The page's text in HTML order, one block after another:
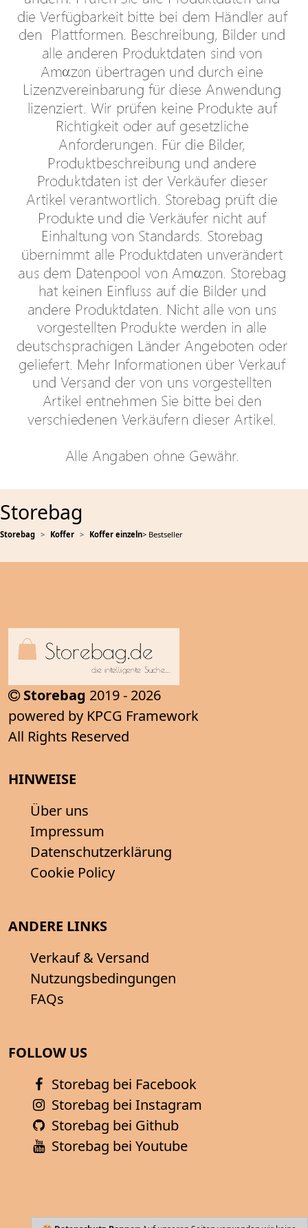
Storebag
Storebag Koffer Koffer einzeln> Bestseller
Storebag 2019 - 2026
powered by KPCG Framework
All Rights Reserved
HINWEISE
Über uns
Impressum
Datenschutzerklärung
Cookie Policy
ANDERE LINKS
Verkauf & Versand
Nutzungsbedingungen
FAQs
FOLLOW US
Storebag bei Facebook
Storebag bei Instagram
Storebag bei Github
Storebag bei Youtube